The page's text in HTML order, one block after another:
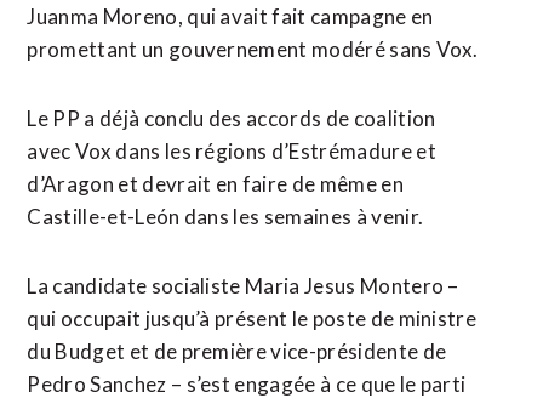
Juanma Moreno, qui avait fait campagne en
promettant un gouvernement modéré sans Vox.
Le PP a déjà conclu des accords de coalition
avec Vox dans les régions d’Estrémadure et
d’Aragon et devrait en faire de même en
Castille-et-León dans les semaines à venir.
La candidate socialiste Maria Jesus Montero –
qui occupait jusqu’à présent le poste de ministre
du Budget et de première vice-présidente de
Pedro Sanchez – s’est engagée à ce que le parti